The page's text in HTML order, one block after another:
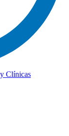
Clínicas